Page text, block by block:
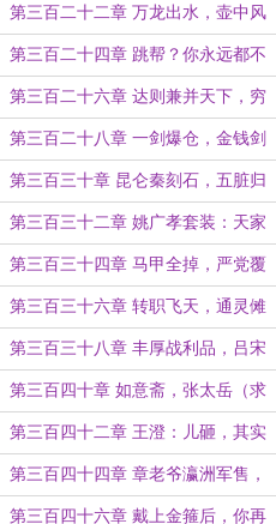
友反水
第三百二十二章 万龙出水，壶中风
暴
第三百二十四章 跳帮？你永远都不
知道我的船上有多少人
第三百二十六章 达则兼并天下，穷
则抢他丫的（求月票）
第三百二十八章 一剑爆仓，金钱剑
气
第三百三十章 昆仑秦刻石，五脏归
真丹
第三百三十二章 姚广孝套装：天家
内务，与你无关
第三百三十四章 马甲全掉，严党覆
灭（月初求双倍月票）
第三百三十六章 转职飞天，通灵傩
面：都给我叫爸爸（4400）
第三百三十八章 丰厚战利品，吕宋
大屠杀
第三百四十章 如意斋，张太岳（求
月票）
第三百四十二章 王澄：儿砸，其实
我是你的金手指啊！
第三百四十四章 章老爷瀛洲军售，
孙猴子大闹会场
第三百四十六章 戴上金箍后，你再